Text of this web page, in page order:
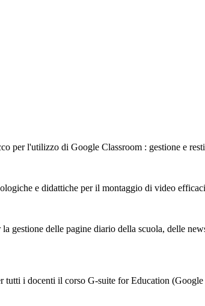
per l'utilizzo di Google Classroom : gestione e
e didattiche per il montaggio di video
gestione delle pagine diario della scuola, delle
i docenti il corso G-suite for Education